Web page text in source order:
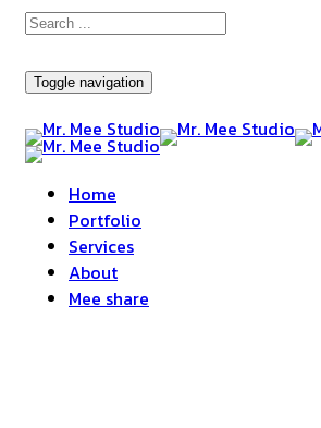
Toggle navigation
Home
Portfolio
Services
About
Mee share